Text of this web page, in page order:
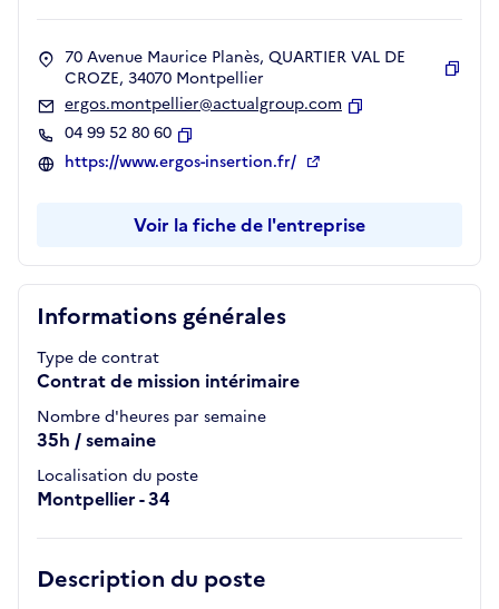
Informations générales
Type de contrat
Contrat de mission intérimaire
Nombre d'heures par semaine
35h / semaine
Localisation du poste
Montpellier - 34
Description du poste
70 Avenue Maurice Planès, QUARTIER VAL DE
CROZE, 34070 Montpellier
ergos.montpellier@actualgroup.com
04 99 52 80 60
Copier
https://www.ergos-insertion.fr/
Voir la fiche de l'entreprise